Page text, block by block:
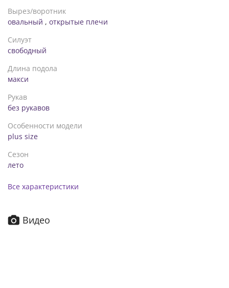
Вырез/воротник
овальный , открытые плечи
Силуэт
свободный
Длина подола
макси
Рукав
без рукавов
Особенности модели
plus size
Сезон
лето
Все характеристики
Видео